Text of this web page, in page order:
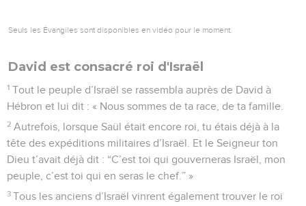
Seuls les Évangiles sont disponibles en vidéo pour le moment.
David est consacré roi d'Israël
1 Tout le peuple d’Israël se rassembla auprès de David à
Hébron et lui dit : « Nous sommes de ta race, de ta famille.
2 Autrefois, lorsque Saül était encore roi, tu étais déjà à la
tête des expéditions militaires d’Israël. Et le Seigneur ton
Dieu t’avait déjà dit : “C’est toi qui gouverneras Israël, mon
peuple, c’est toi qui en seras le chef.” »
3 Tous les anciens d’Israël vinrent également trouver le roi